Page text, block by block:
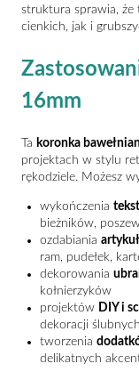
struktura sprawia, że
cienkich, jak i
16mm
Ta koronka
projektach w stylu
rękodziele. Możesz
wykończenia
bieżników,
ozdabiania
ram, pudełek,
dekorowania
kołnierzyków
projektów DIY i
dekoracji ślubnych
tworzenia
delikatnych